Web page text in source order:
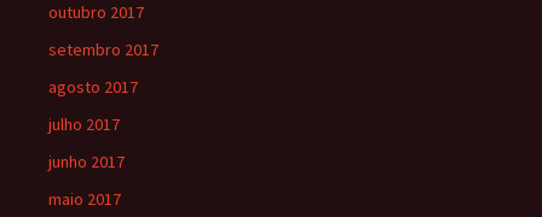
outubro 2017
setembro 2017
agosto 2017
julho 2017
junho 2017
maio 2017